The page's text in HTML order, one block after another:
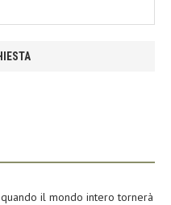
il mondo intero tornerà